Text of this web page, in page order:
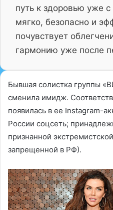
путь к здоровью уже
мягко, безопасно и
почувствует
гармонию уже после
Бывшая солистка группы
сменила имидж.
появилась в ее Instagram-
России соцсеть;
признанной
запрещенной в РФ).